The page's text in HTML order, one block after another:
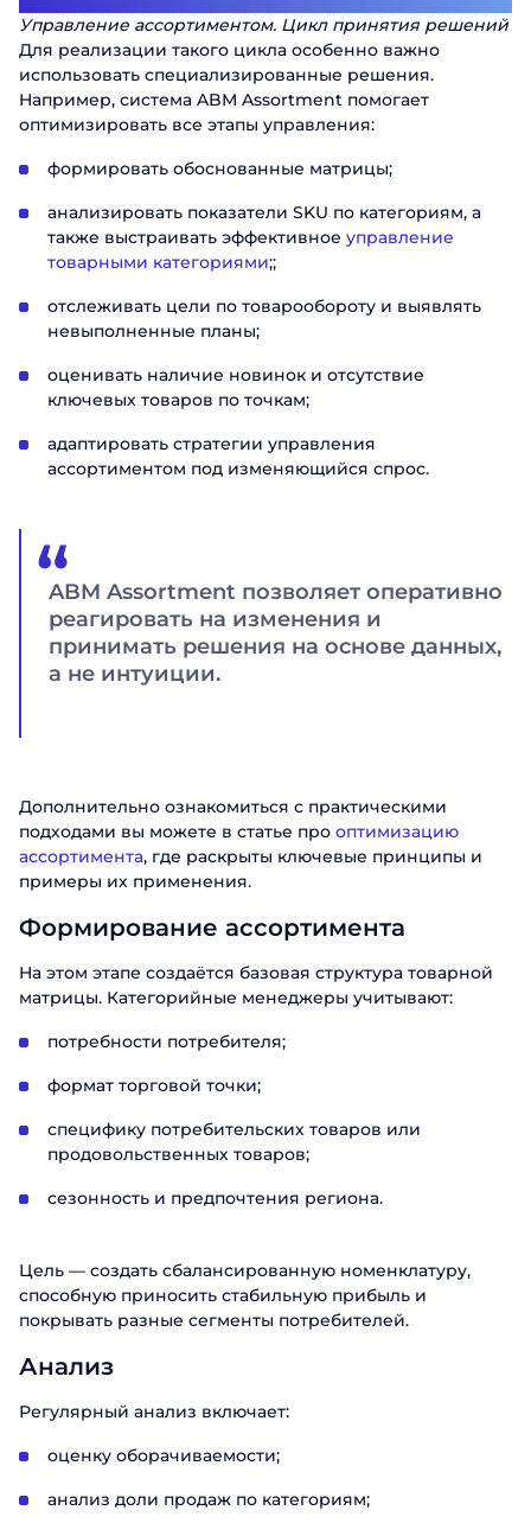
Управление ассортиментом. Цикл принятия решений
Для реализации такого цикла особенно важно
использовать специализированные решения.
Например, система ABM Assortment помогает
оптимизировать все этапы управления:
формировать обоснованные матрицы;
анализировать показатели SKU по категориям, а
также выстраивать эффективное управление
товарными категориями;;
отслеживать цели по товарообороту и выявлять
невыполненные планы;
оценивать наличие новинок и отсутствие
ключевых товаров по точкам;
адаптировать стратегии управления
ассортиментом под изменяющийся спрос.
ABM Assortment позволяет оперативно
реагировать на изменения и
принимать решения на основе данных,
а не интуиции.
Дополнительно ознакомиться с практическими
подходами вы можете в статье про оптимизацию
ассортимента, где раскрыты ключевые принципы и
примеры их применения.
Формирование ассортимента
На этом этапе создаётся базовая структура товарной
матрицы. Категорийные менеджеры учитывают:
потребности потребителя;
формат торговой точки;
специфику потребительских товаров или
продовольственных товаров;
сезонность и предпочтения региона.
Цель — создать сбалансированную номенклатуру,
способную приносить стабильную прибыль и
покрывать разные сегменты потребителей.
Анализ
Регулярный анализ включает:
оценку оборачиваемости;
анализ доли продаж по категориям;